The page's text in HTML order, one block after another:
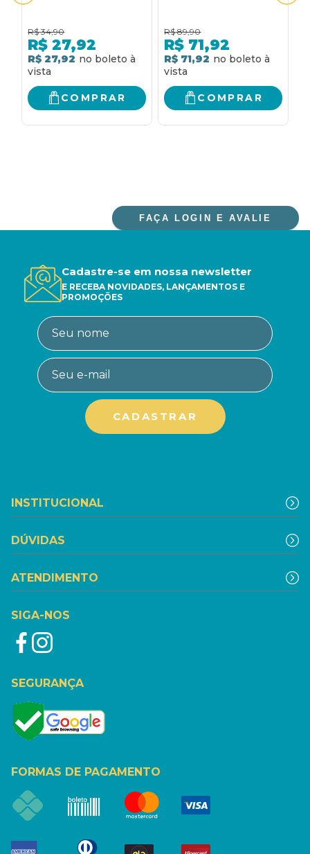
R$ 34,90
R$ 27,92
R$ 27,92
COMPRAR
R$ 89,90
R$ 71,92
R$ 71,92
COMPRAR
FAÇA LOGIN E AVALIE
Cadastre-se em nossa newsletter
E RECEBA NOVIDADES, LANÇAMENTOS E
PROMOÇÕES
INSTITUCIONAL
DÚVIDAS
ATENDIMENTO
SIGA-NOS
SEGURANÇA
FORMAS DE PAGAMENTO